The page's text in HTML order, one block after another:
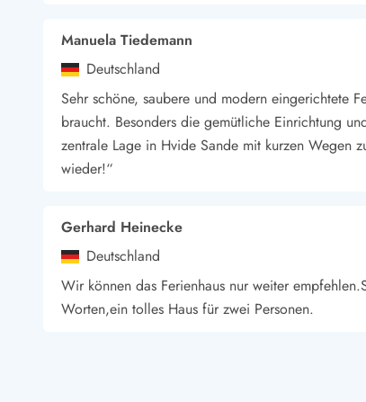
Wasserski in Dänemark
Segeln in Dänemark
Kultur in Dänemark
Historische Museen
Sehenswürdigkeiten
Kunstmuseen
Kunsthandwerk und Galerien
Weihnachten in Dänemark
Heiraten in Dänemark
Wikinger in Dänemark
Manuela Tiedemann
Deutschland
Sehr schöne, saubere und modern eingerichtete
braucht. Besonders die gemütliche Einrichtung
zentrale Lage in Hvide Sande mit kurzen Wegen
wieder!“
Gerhard Heinecke
Deutschland
Wir können das Ferienhaus nur weiter
Worten,ein tolles Haus für zwei Personen.